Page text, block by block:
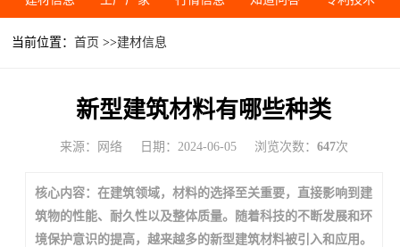
当前位置：首页 >>建材信息
新型建筑材料有哪些种类
来源：网络 日期：2024-06-05 浏览次数： 647次
核心内容：在建筑领域，材料的选择至关重要，直接影响到建
筑物的性能、耐久性以及整体质量。随着科技的不断发展和环
境保护意识的提高，越来越多的新型建筑材料被引入和应用。